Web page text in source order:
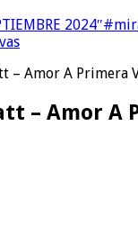
– Amor A Primera
– Amor